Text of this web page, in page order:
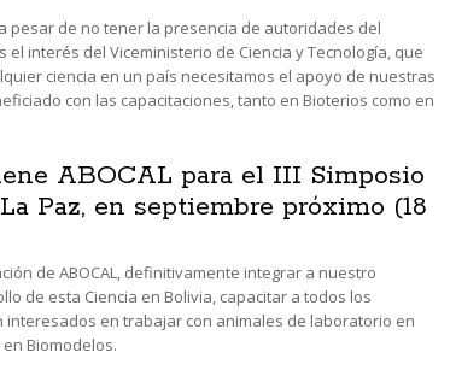
pesar de no tener la presencia de autoridades del
el interés del Viceministerio de Ciencia y Tecnología, que
ciencia en un país necesitamos el apoyo de nuestras
con las capacitaciones, tanto en Bioterios como en
ABOCAL para el III Simposio
Paz, en septiembre próximo (18
de ABOCAL, definitivamente integrar a nuestro
de esta Ciencia en Bolivia, capacitar a todos los
en trabajar con animales de laboratorio en
Biomodelos.